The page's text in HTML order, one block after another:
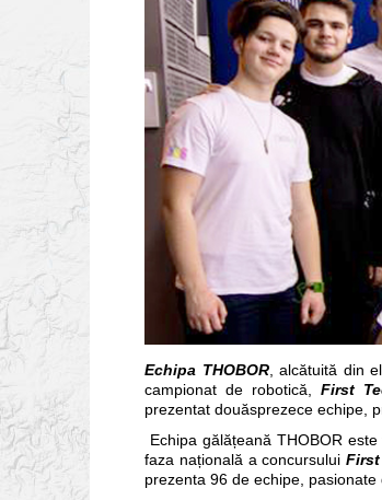
Echipa THOBOR, alcătuită din
campionat de robotică, First
prezentat douăsprezece echipe,
Echipa gălățeană THOBOR
faza națională a concursului
prezenta 96 de echipe, pasionate